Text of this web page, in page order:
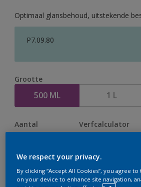
Optimaal glansbehoud, uitstekende
P7.09.80
Grootte
500 ML 1 L
Aantal Verfcalculator
Op dit moment is het niet mogelijk
We respect your privacy.
By clicking “Accept All Cookies”, you agree
on your device to enhance site navigation,